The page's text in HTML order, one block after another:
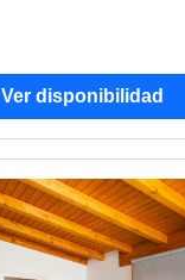
Ver disponibilidad